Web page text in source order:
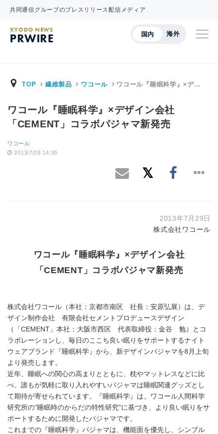
共同通信グループのプレスリリース配信メディア
国内 海外
KYODO NEWS
PRWIRE
TOP 繊維製品 ワコール ワコール『睡眠科学』×デ…
ワコール『睡眠科学』×デザイン会社
「CEMENT」コラボパジャマ新発売
ワコール
2013/7/29 14:00
2013年7月29日
株式会社ワコール
ワコール『睡眠科学』×デザイン会社
「CEMENT」コラボパジャマ新発売
株式会社ワコール（本社：京都市南区 社長：安原弘展）は、デ
ザイン制作会社 有限会社セメントプロデュースデザイン
（「CEMENT」本社：大阪市西区 代表取締役：金谷 勉）とコ
ラボレーションし、毎日のここち良い眠りをサポートするナイト
ウェアブランド『睡眠科学』から、新デザインパジャマを8月上旬
より発売します。
近年、睡眠への関心の高まりとともに、枕やマットレスなどに比
べ、誰もが気軽に取り入れやすいパジャマは睡眠関連グッズとし
て期待が寄せられています。『睡眠科学』は、ワコール人間科学
研究所の“睡眠時のからだの特性研究”に基づき、より良い眠りをサ
ポートするために開発したパジャマです。
これまでの『睡眠科学』パジャマは、機能面を優先し、シンプル